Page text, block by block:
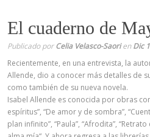
El cuaderno de
Publicado porCelia Velasco-SaorienDic
Recientemente, en una entrevista, la
Allende, dio a conocer más detalles de
como también de su nueva novela.
Isabel Allende es conocida por obras
espíritus”, “De amor y de sombra”,
plan infinito”, “Paula”, “Afrodita”, “Retrato